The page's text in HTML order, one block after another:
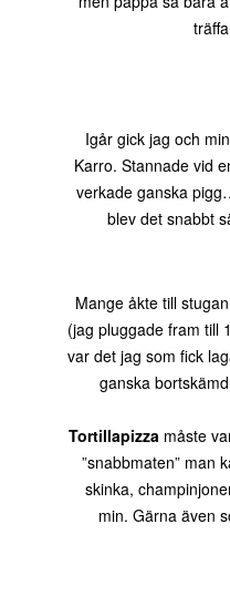
Igår gick jag och
Karro. Stannade vid
verkade ganska
blev det snabbt
Mange åkte till
(jag pluggade fram till
var det jag som fick
ganska
Tortillapizza måste
”snabbmaten” man
skinka,
min. Gärna även